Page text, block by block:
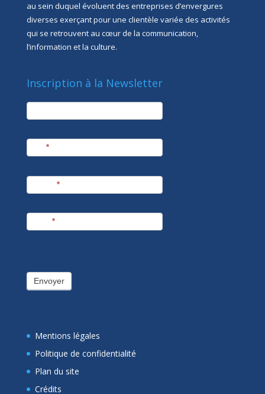
au sein duquel évoluent des entreprises d’envergures
diverses exerçant pour une clientèle variée des activités
qui se retrouvent au cœur de la communication,
l’information et la culture.
Inscription à la Newsletter
newsletter
*
*
*
Envoyer
Mentions légales
Politique de confidentialité
Plan du site
Crédits